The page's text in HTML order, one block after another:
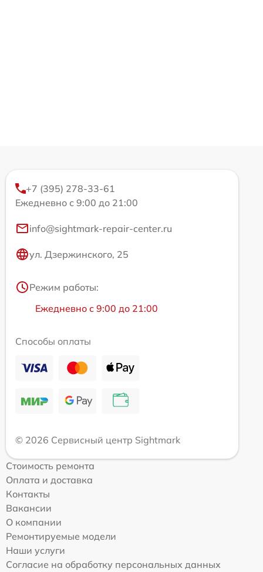
+7 (395) 278-33-61
Ежедневно с 9:00 до 21:00
info@sightmark-repair-center.ru
ул. Дзержинского, 25
Режим работы:
Ежедневно с 9:00 до 21:00
Способы оплаты
© 2026 Сервисный центр Sightmark
Стоимость ремонта
Оплата и доставка
Контакты
Вакансии
О компании
Ремонтируемые модели
Наши услуги
Согласие на обработку персональных данных